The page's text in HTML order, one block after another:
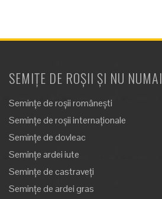
SEMIȚE DE ROȘII ȘI NU NUMAI
Semințe de roșii românești
Semințe de roșii internaționale
Semințe de dovleac
Semințe ardei iute
Semințe de castraveți
Semințe de ardei gras